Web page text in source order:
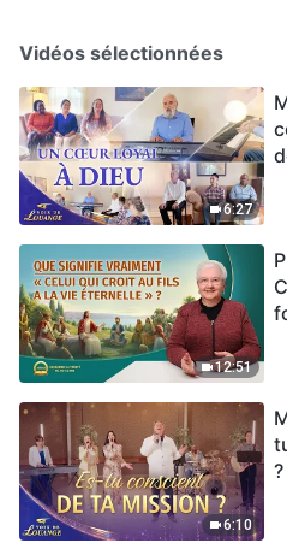
Vidéos sélectionnées
6:27
12:51
6:10